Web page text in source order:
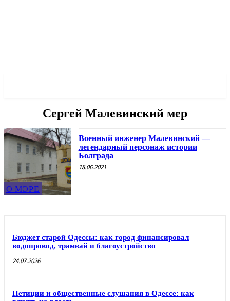
Сергей Малевинский мер
О МЭРЕ
Военный инженер Малевинский —
легендарный персонаж истории
Болграда
18.06.2021
Бюджет старой Одессы: как город финансировал
водопровод, трамвай и благоустройство
24.07.2026
Петиции и общественные слушания в Одессе: как